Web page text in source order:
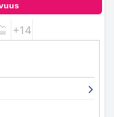
+14